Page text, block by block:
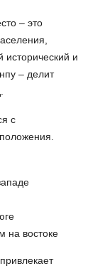
– это
исторический и
– делит
с
на востоке